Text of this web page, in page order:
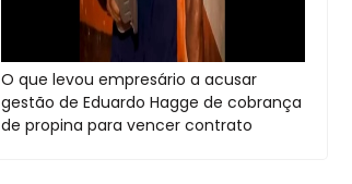
O que levou empresário a acusar
gestão de Eduardo Hagge de cobrança
de propina para vencer contrato